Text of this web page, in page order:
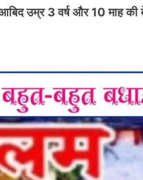
उम्र 3 वर्ष और 10 माह की